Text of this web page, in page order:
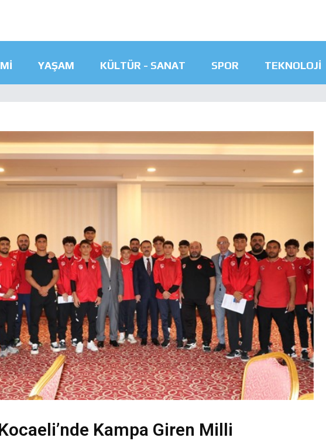
YAŞAM KÜLTÜR - SANAT SPOR TEKNOLOJI
Kampa Giren Milli